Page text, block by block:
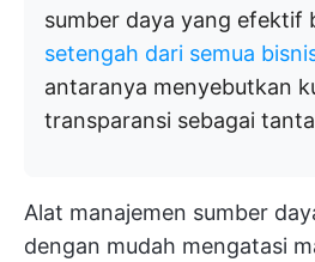
sumber daya yang efektif
setengah dari semua
antaranya menyebutkan
transparansi sebagai
Alat manajemen sumber
dengan mudah mengatasi